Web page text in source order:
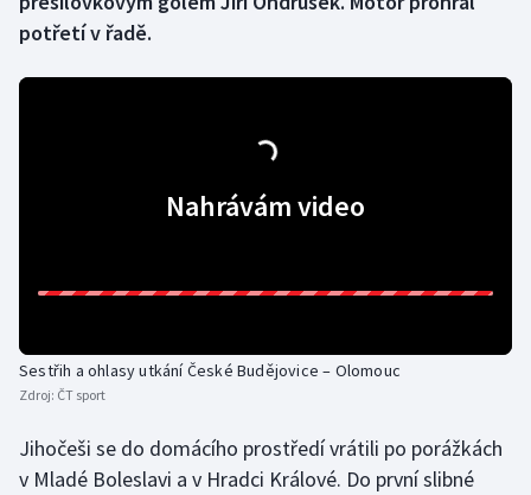
Dostihy
Florbal
Jezdectví
Krasobruslení
potřetí v řadě.
Nahrávám video
Sestřih a ohlasy utkání České Budějovice – Olomouc
Zdroj: ČT sport
Jihočeši se do domácího prostředí vrátili po porážkách
v Mladé Boleslavi a v Hradci Králové. Do první slibné